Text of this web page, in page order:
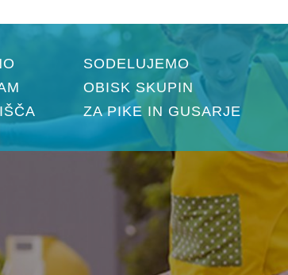
SODELUJEMO
OBISK SKUPIN
ZA PIKE IN GUSARJE